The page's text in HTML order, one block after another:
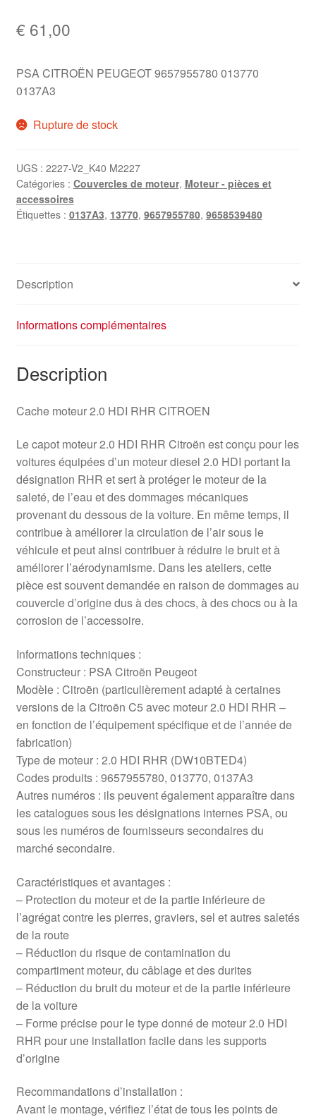
€ 61,00
PSA CITROËN PEUGEOT 9657955780 013770
0137A3
Rupture de stock
UGS : 2227-V2_K40 M2227
Catégories : Couvercles de moteur, Moteur - pièces et
accessoires
Étiquettes : 0137A3, 13770, 9657955780, 9658539480
Description
Informations complémentaires
Description
Cache moteur 2.0 HDI RHR CITROEN
Le capot moteur 2.0 HDI RHR Citroën est conçu pour les
voitures équipées d’un moteur diesel 2.0 HDI portant la
désignation RHR et sert à protéger le moteur de la
saleté, de l’eau et des dommages mécaniques
provenant du dessous de la voiture. En même temps, il
contribue à améliorer la circulation de l’air sous le
véhicule et peut ainsi contribuer à réduire le bruit et à
améliorer l’aérodynamisme. Dans les ateliers, cette
pièce est souvent demandée en raison de dommages au
couvercle d’origine dus à des chocs, à des chocs ou à la
corrosion de l’accessoire.
Informations techniques :
Constructeur : PSA Citroën Peugeot
Modèle : Citroën (particulièrement adapté à certaines
versions de la Citroën C5 avec moteur 2.0 HDI RHR –
en fonction de l’équipement spécifique et de l’année de
fabrication)
Type de moteur : 2.0 HDI RHR (DW10BTED4)
Codes produits : 9657955780, 013770, 0137A3
Autres numéros : ils peuvent également apparaître dans
les catalogues sous les désignations internes PSA, ou
sous les numéros de fournisseurs secondaires du
marché secondaire.
Caractéristiques et avantages :
– Protection du moteur et de la partie inférieure de
l’agrégat contre les pierres, graviers, sel et autres saletés
de la route
– Réduction du risque de contamination du
compartiment moteur, du câblage et des durites
– Réduction du bruit du moteur et de la partie inférieure
de la voiture
– Forme précise pour le type donné de moteur 2.0 HDI
RHR pour une installation facile dans les supports
d’origine
Recommandations d’installation :
Avant le montage, vérifiez l’état de tous les points de